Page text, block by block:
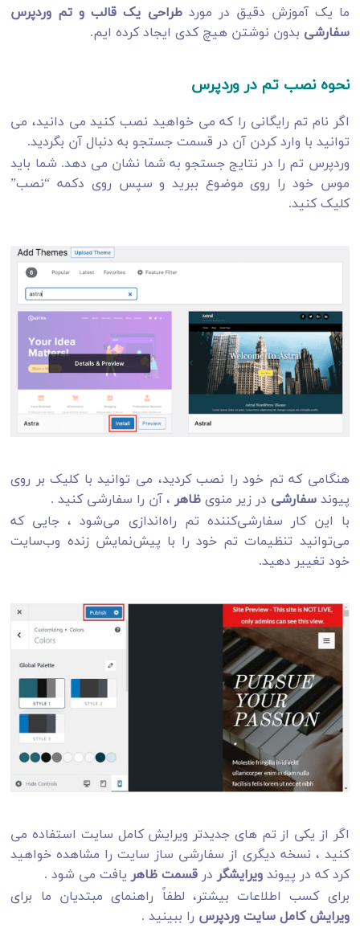
ما یک آموزش دقیق در موردطراحی یک قالب و تم وردپرس
سفارشی بدون نوشتن هیچ کدی ایجاد کرده ایم.
نحوه نصب تم در وردپرس
اگر نام تم رایگانی را که می خواهید نصب کنید می دانید، می
توانید با وارد کردن آن در قسمت جستجو به دنبال آن بگردید.
وردپرس تم را در نتایج جستجو به شما نشان می دهد. شما باید
موس خود را روی موضوع ببرید و سپس روی دکمه “نصب”
کلیک کنید.
هنگامی که تم خود را نصب کردید، می توانید با کلیک بر روی
پیوندسفارشی در زیر منویظاهر، آن را سفارشی کنید .
با این کار سفارشی‌کننده تم راه‌اندازی می‌شود ، جایی که
می‌توانید تنظیمات تم خود را با پیش‌نمایش زنده وب‌سایت
خود تغییر دهید.
اگر از یکی از تم های جدیدتر ویرایش کامل سایت استفاده می
کنید ، نسخه دیگری از سفارشی ساز سایت را مشاهده خواهید
کرد که در پیوندویرایشگردرقسمت ظاهریافت می شود .
برای کسب اطلاعات بیشتر، لطفاً راهنمای مبتدیان ما برای
ویرایش کامل سایت وردپرس را ببینید .